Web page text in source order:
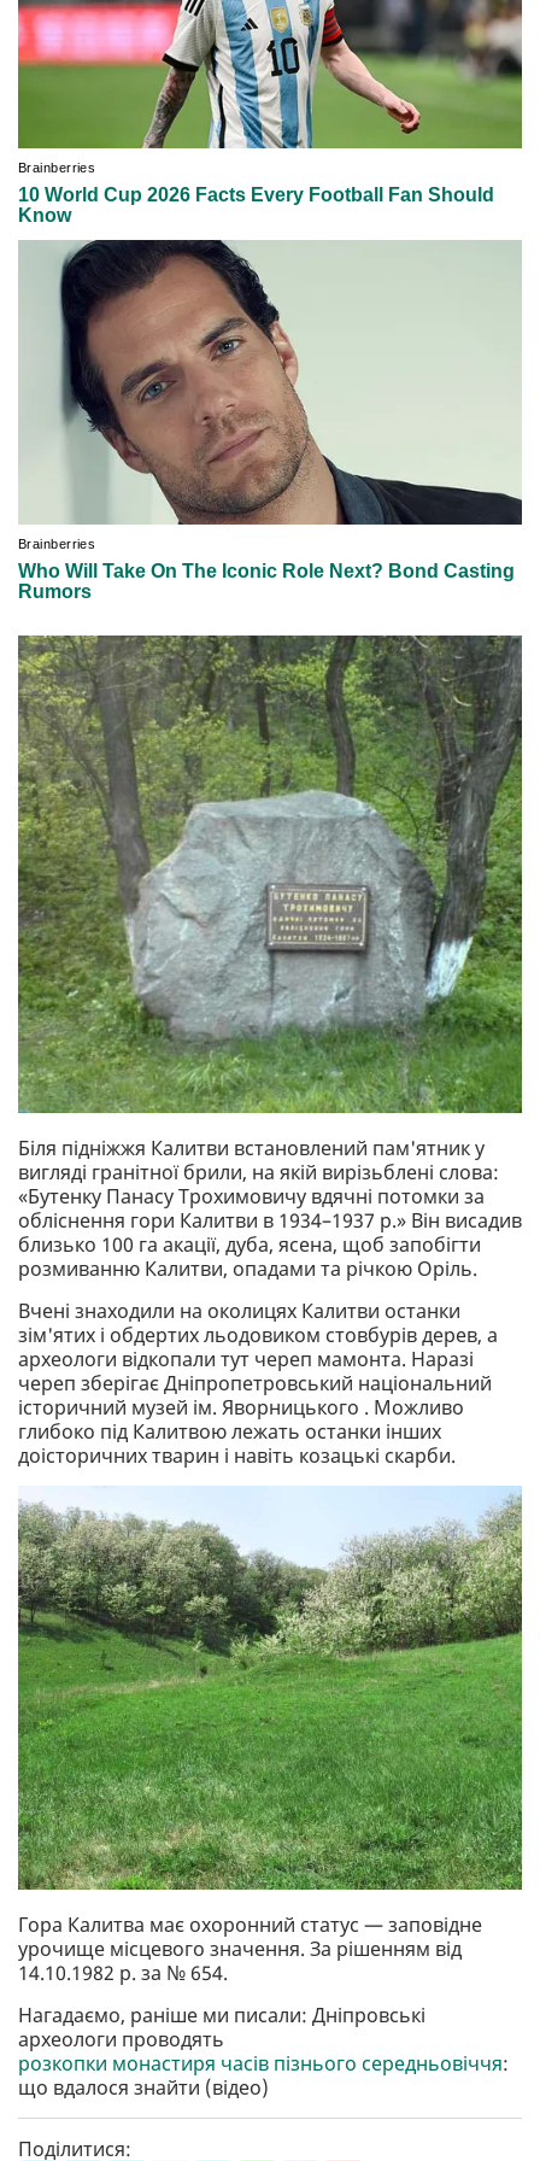
Біля підніжжя Калитви встановлений пам'ятник у
вигляді гранітної брили, на якій вирізьблені слова:
«Бутенку Панасу Трохимовичу вдячні потомки за
обліснення гори Калитви в 1934–1937 р.» Він висадив
близько 100 га акацiï, дуба, ясена, щоб запобiгти
розмиванню Калитви, опадами та рiчкою Оріль.
Вчені знаходили на околицях Калитви останки
зім'ятих і обдертих льодовиком стовбурів дерев, а
археологи відкопали тут череп мамонта. Наразі
череп зберігає Дніпропетровський національний
історичний музей ім. Яворницького . Можливо
глибоко під Калитвою лежать останки інших
доісторичних тварин і навіть козацькі скарби.
Гора Калитва має охоронний статус — заповідне
урочище місцевого значення. За рішенням від
14.10.1982 р. за № 654.
Нагадаємо, раніше ми писали: Дніпровські
археологи проводять
розкопки монастиря часів пізнього середньовіччя:
що вдалося знайти (відео)
Поділитися: